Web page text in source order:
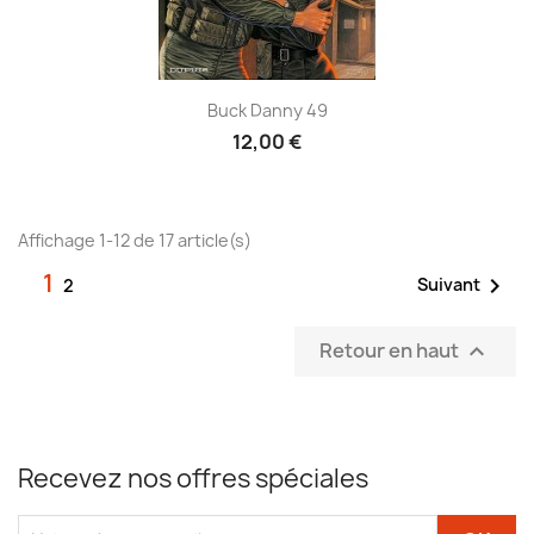
Buck Danny 49
12,00 €
Affichage 1-12 de 17 article(s)
1 2 Suivant 
Retour en haut 
Recevez nos offres spéciales